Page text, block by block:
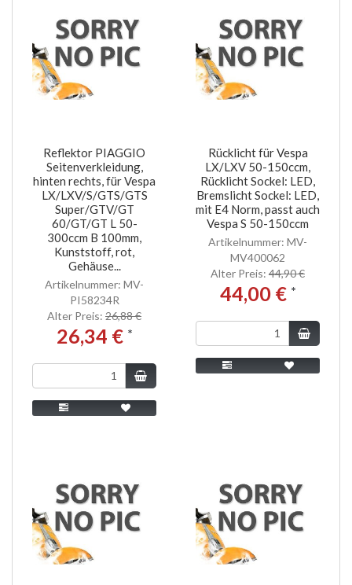
Reflektor PIAGGIO
Seitenverkleidung,
hinten rechts, für Vespa
LX/LXV/S/GTS/GTS
Super/GTV/GT
60/GT/GT L 50-
300ccm B 100mm,
Kunststoff, rot,
Gehäuse...
Artikelnummer: MV-
PI58234R
Alter Preis: 26,88 €
26,34 € *
Rücklicht für Vespa
LX/LXV 50-150ccm,
Rücklicht Sockel: LED,
Bremslicht Sockel: LED,
mit E4 Norm, passt auch
Vespa S 50-150ccm
Artikelnummer: MV-
MV400062
Alter Preis: 44,90 €
44,00 € *